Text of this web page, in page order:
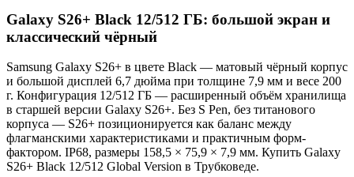
Galaxy S26+ Black 12/512 ГБ: большой экран и
классический чёрный
Samsung Galaxy S26+ в цвете Black — матовый чёрный корпус
и большой дисплей 6,7 дюйма при толщине 7,9 мм и весе 200
г. Конфигурация 12/512 ГБ — расширенный объём хранилища
в старшей версии Galaxy S26+. Без S Pen, без титанового
корпуса — S26+ позиционируется как баланс между
флагманскими характеристиками и практичным форм-
фактором. IP68, размеры 158,5 × 75,9 × 7,9 мм. Купить Galaxy
S26+ Black 12/512 Global Version в Трубковеде.